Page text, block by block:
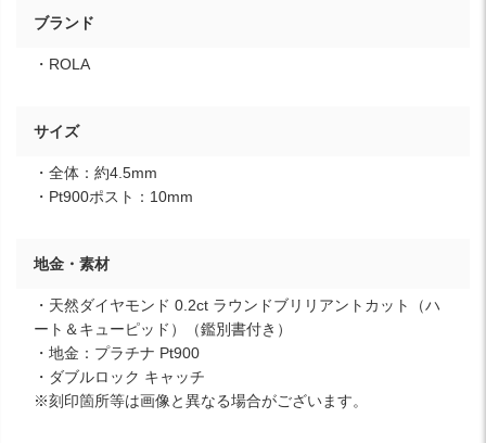
ブランド
・ROLA
サイズ
・全体：約4.5mm
・Pt900ポスト：10mm
地金・素材
・天然ダイヤモンド 0.2ct ラウンドブリリアントカット（ハ
ート＆キューピッド）（鑑別書付き）
・地金：プラチナ Pt900
・ダブルロック キャッチ
※刻印箇所等は画像と異なる場合がございます。